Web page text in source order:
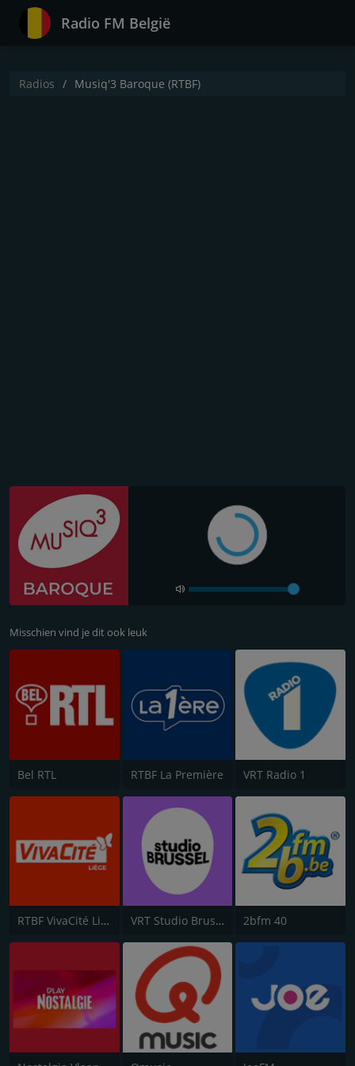
Radio FM België
Radios Musiq'3 Baroque (RTBF)
Misschien vind je dit ook leuk
Bel RTL RTBF La Première VRT Radio 1
RTBF VivaCité Liège VRT Studio Brussel 2bfm 40